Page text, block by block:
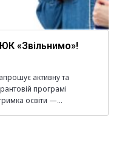
«Звільнимо»!
активну та
програмі
освіти —…